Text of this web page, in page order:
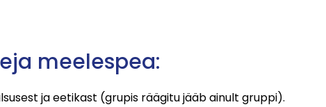
meelespea:
ja eetikast (grupis räägitu jääb ainult gruppi).